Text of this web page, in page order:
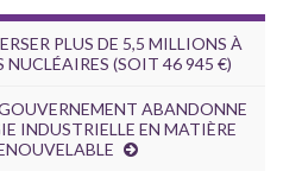
PLUS DE 5,5 MILLIONS À
NUCLÉAIRES (SOIT 46 945 €)
ABANDONNE
INDUSTRIELLE EN MATIÈRE